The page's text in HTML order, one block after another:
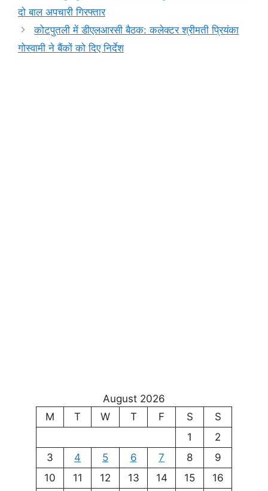
o
o
k
p
p
g
er
k
दो बाल अपचारी गिरफ्तार
कोटपुतली में डीएलआरसी बैठक: कलेक्टर श्रीमती प्रियंका
गोस्वामी ने बैंकों को दिए निर्देश
August 2026
M
T W T F S
S
1
2
3
4 5 6 7 8
9
10
11 12 13 14 15
16